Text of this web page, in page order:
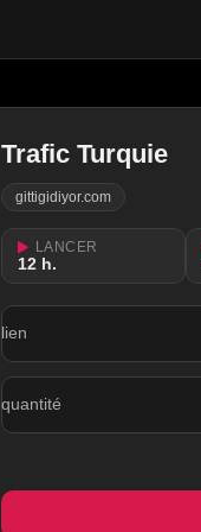
Trafic Turquie
gittigidiyor.com
LANCER
12 h.
lien
quantité